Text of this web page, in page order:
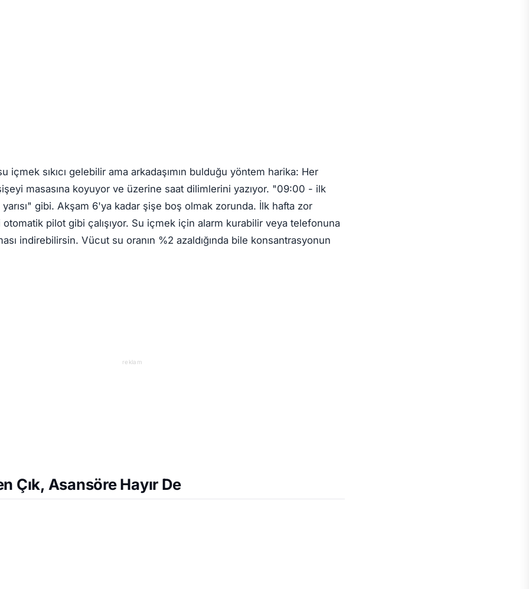
içmek sıkıcı gelebilir ama arkadaşımın bulduğu yöntem harika: Her
masasına koyuyor ve üzerine saat dilimlerini yazıyor. "09:00 - ilk
gibi. Akşam 6'ya kadar şişe boş olmak zorunda. İlk hafta zor
pilot gibi çalışıyor. Su içmek için alarm kurabilir veya telefonuna
indirebilirsin. Vücut su oranın %2 azaldığında bile konsantrasyonun
reklam
Çık, Asansöre Hayır De